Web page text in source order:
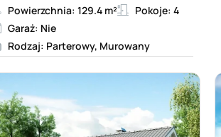
Powierzchnia: 129.4 m²
Pokoje: 4
Garaż: Nie
Rodzaj: Parterowy, Murowany